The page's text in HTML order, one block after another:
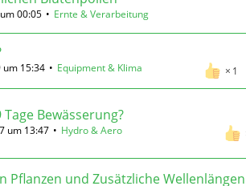
00:05 Ernte & Verarbeitung
1
um 15:34 Equipment & Klima
Bewässerung?
um 13:47 Hydro & Aero
Pflanzen und Zusätzliche Wellenlängen